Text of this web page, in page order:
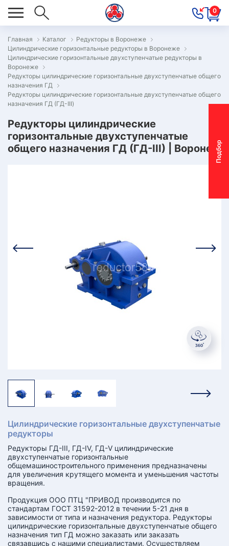
0
П
о
д
б
о
р
м
о
т
о
р
-
р
е
д
у
к
т
о
р
Главная Каталог
Редукторы в Воронеже
Цилиндрические горизонтальные редукторы в Воронеже
Цилиндрические горизонтальные двухступенчатые редукторы в
Воронеже
Редукторы цилиндрические горизонтальные двухступенчатые общего
назначения ГД
Редукторы цилиндрические горизонтальные двухступенчатые общего
назначения ГД (ГД-III)
Редукторы цилиндрические
горизонтальные двухступенчатые
общего назначения ГД (ГД-III) | Воронеж
Цилиндрические горизонтальные двухступенчатые
редукторы
Редукторы ГД-III, ГД-IV, ГД-V цилиндрические
двухступенчатые горизонтальные
общемашиностроительного применения предназначены
для увеличения крутящего момента и уменьшения частоты
вращения.
Продукция ООО ПТЦ "ПРИВОД производится по
стандартам ГОСТ 31592-2012 в течении 5-21 дня в
зависимости от типа и назначения редуктора. Редукторы
цилиндрические горизонтальные двухступенчатые общего
назначения тип ГД можно заказать или заказать
связавшись с нашими специалистами. Осуществляем